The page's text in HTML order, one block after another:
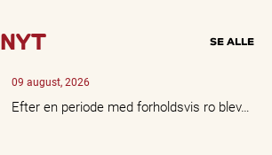
NYT SE ALLE
09 august, 2026
Efter en periode med forholdsvis ro blev…